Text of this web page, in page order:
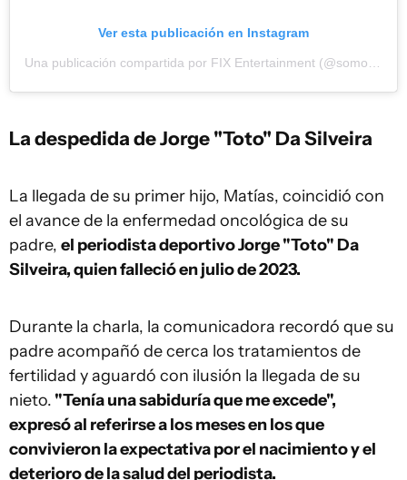
Ver esta publicación en Instagram
La despedida de Jorge "Toto" Da Silveira
La llegada de su primer hijo, Matías, coincidió con
el avance de la enfermedad oncológica de su
padre, el periodista deportivo Jorge "Toto" Da
Silveira, quien falleció en julio de 2023.
Durante la charla, la comunicadora recordó que su
padre acompañó de cerca los tratamientos de
fertilidad y aguardó con ilusión la llegada de su
nieto. "Tenía una sabiduría que me excede",
expresó al referirse a los meses en los que
convivieron la expectativa por el nacimiento y el
deterioro de la salud del periodista.